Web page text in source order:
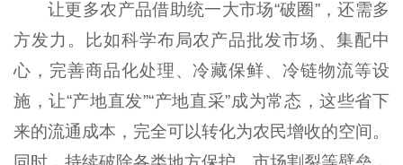
让更多农产品借助统一大市场“破圈”，还需多
方发力。比如科学布局农产品批发市场、集配中
心，完善商品化处理、冷藏保鲜、冷链物流等设
施，让“产地直发”“产地直采”成为常态，这些省下
来的流通成本，完全可以转化为农民增收的空间。